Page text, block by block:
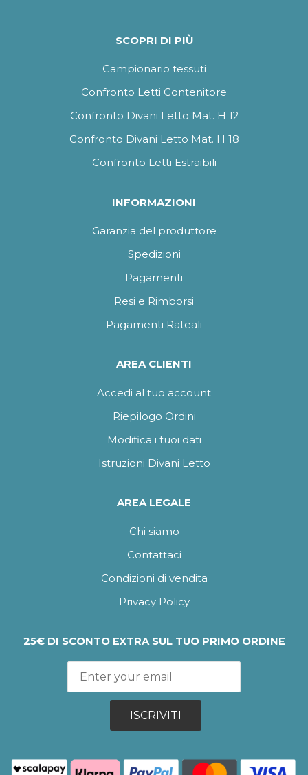
SCOPRI DI PIÙ
Campionario tessuti
Confronto Letti Contenitore
Confronto Divani Letto Mat. H 12
Confronto Divani Letto Mat. H 18
Confronto Letti Estraibili
INFORMAZIONI
Garanzia del produttore
Spedizioni
Pagamenti
Resi e Rimborsi
Pagamenti Rateali
AREA CLIENTI
Accedi al tuo account
Riepilogo Ordini
Modifica i tuoi dati
Istruzioni Divani Letto
AREA LEGALE
Chi siamo
Contattaci
Condizioni di vendita
Privacy Policy
25€ DI SCONTO EXTRA SUL TUO PRIMO ORDINE
ISCRIVITI